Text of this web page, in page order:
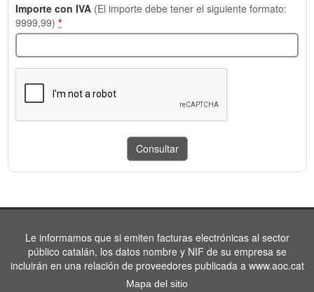
Importe con IVA (El importe debe tener el siguiente formato:
9999,99) *
Le informamos que si emiten facturas electrónicas al sector
público catalán, los datos nombre y NIF de su empresa se
incluirán en una relación de proveedores publicada a www.aoc.cat
Mapa del sitio